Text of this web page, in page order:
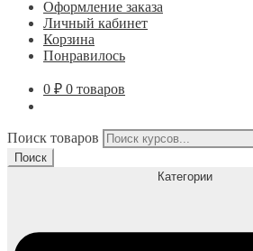
Оформление заказа
Личный кабинет
Корзина
Понравилось
0 ₽ 0 товаров
Поиск товаров
Поиск
Категории